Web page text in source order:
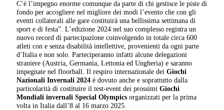
C’è l’impegno enorme comunque da parte di chi gestisce le piste di
fondo per accogliere nel migliore dei modi l’evento che con gli
eventi collaterali alle gare costituirà una bellissima settimana di
sport e di festa”. L’edizione 2024 nel suo complesso registra un
nuovo record di partecipazione coinvolgendo in totale circa 600
atleti con e senza disabilità intellettive, provenienti da ogni parte
d’Italia e non solo. Parteciperanno infatti alcune delegazioni
straniere (Austria, Germania, Lettonia ed Ungheria) e saranno
impegnate nel floorball. Il respiro internazionale deiGiochi
Nazionali Invernali 2024 è dovuto anche e soprattutto dalla
particolarità di costituire il test-event dei prossimiGiochi
Mondiali invernali Special Olympics organizzati per la prima
volta in Italia dall’8 al 16 marzo 2025.